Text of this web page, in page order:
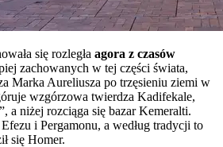
się rozległa agora z czasów
zachowanych w tej części świata,
Marka Aureliusza po trzęsieniu ziemi w
wzgórzowa twierdza Kadifekale,
a niżej rozciąga się bazar Kemeralti.
i Pergamonu, a według tradycji to
się Homer.